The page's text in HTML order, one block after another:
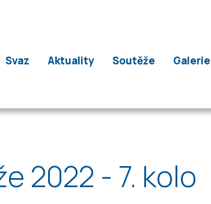
Svaz Aktuality Soutěže Galerie
2022 - 7. kolo